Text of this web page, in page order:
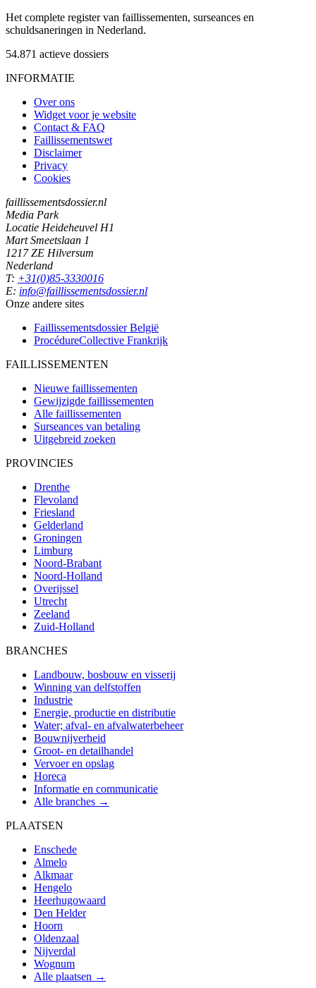
Het complete register van faillissementen, surseances en
schuldsaneringen in Nederland.
54.871 actieve dossiers
INFORMATIE
Over ons
Widget voor je website
Contact & FAQ
Faillissementswet
Disclaimer
Privacy
Cookies
faillissementsdossier.nl
Media Park
Locatie Heideheuvel H1
Mart Smeetslaan 1
1217 ZE Hilversum
Nederland
T: +31(0)85-3330016
E: info@faillissementsdossier.nl
Onze andere sites
Faillissementsdossier België
ProcédureCollective Frankrijk
FAILLISSEMENTEN
Nieuwe faillissementen
Gewijzigde faillissementen
Alle faillissementen
Surseances van betaling
Uitgebreid zoeken
PROVINCIES
Drenthe
Flevoland
Friesland
Gelderland
Groningen
Limburg
Noord-Brabant
Noord-Holland
Overijssel
Utrecht
Zeeland
Zuid-Holland
BRANCHES
Landbouw, bosbouw en visserij
Winning van delfstoffen
Industrie
Energie, productie en distributie
Water; afval- en afvalwaterbeheer
Bouwnijverheid
Groot- en detailhandel
Vervoer en opslag
Horeca
Informatie en communicatie
Alle branches →
PLAATSEN
Enschede
Almelo
Alkmaar
Hengelo
Heerhugowaard
Den Helder
Hoorn
Oldenzaal
Nijverdal
Wognum
Alle plaatsen →